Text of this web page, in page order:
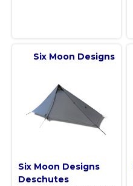
Six Moon Designs
Six Moon Designs
Deschutes